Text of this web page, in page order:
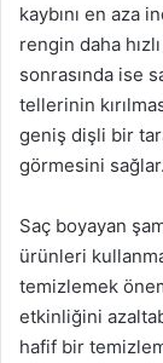
kaybını en aza
rengin daha
sonrasında ise
tellerinin
geniş dişli bir
görmesini sağlar.
Saç boyayan
ürünleri
temizlemek
etkinliğini
hafif bir